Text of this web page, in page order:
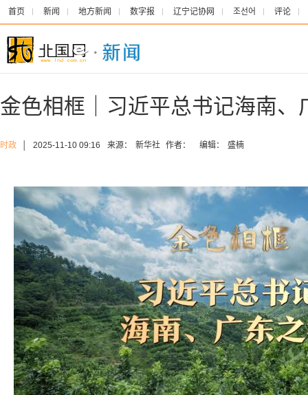
首页 新闻 地方新闻 数字报 辽宁记协网 조선어 评论
金色相框｜习近平总书记海南、
时政 2025-11-10 09:16 来源： 新华社 作者： 编辑： 盛楠